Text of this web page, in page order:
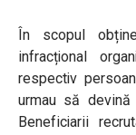
În scopul
infracțional
respectiv
urmau să
Beneficiarii